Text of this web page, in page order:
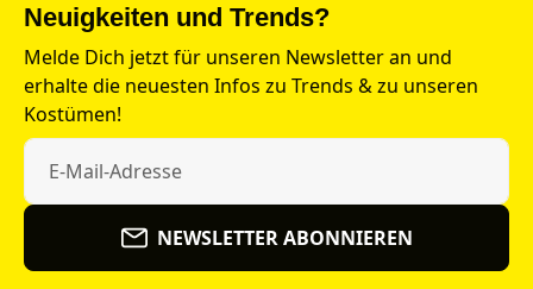
Neuigkeiten und Trends?
Melde Dich jetzt für unseren Newsletter an und
erhalte die neuesten Infos zu Trends & zu unseren
Kostümen!
NEWSLETTER ABONNIEREN